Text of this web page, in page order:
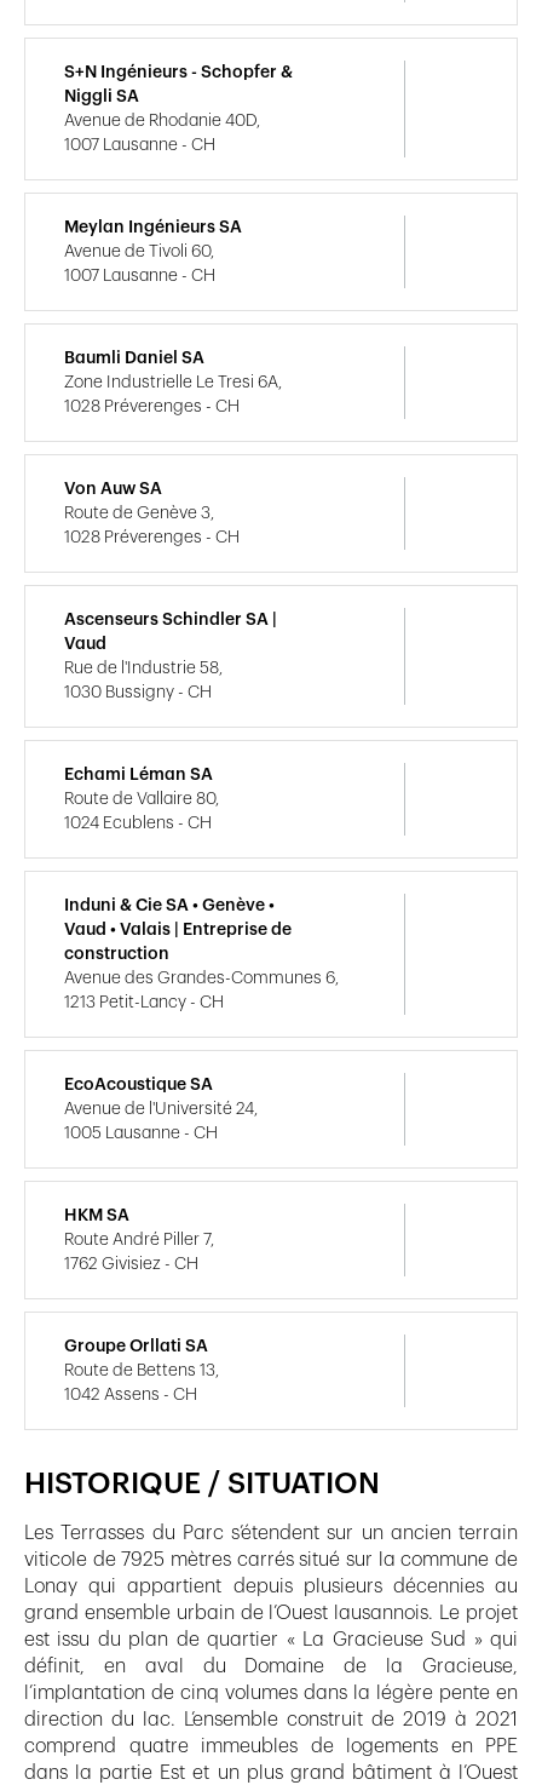
HISTORIQUE / SITUATION
Les Terrasses du Parc s’étendent sur un ancien terrain
viticole de 7925 mètres carrés situé sur la commune de
Lonay qui appartient depuis plusieurs décennies au
grand ensemble urbain de l’Ouest lausannois. Le projet
est issu du plan de quartier « La Gracieuse Sud » qui
définit, en aval du Domaine de la Gracieuse,
l’implantation de cinq volumes dans la légère pente en
direction du lac. L’ensemble construit de 2019 à 2021
comprend quatre immeubles de logements en PPE
dans la partie Est et un plus grand bâtiment à l’Ouest
S+N Ingénieurs - Schopfer &
Niggli SA
Avenue de Rhodanie 40D,
1007 Lausanne - CH
Meylan Ingénieurs SA
Avenue de Tivoli 60,
1007 Lausanne - CH
Baumli Daniel SA
Zone Industrielle Le Tresi 6A,
1028 Préverenges - CH
Von Auw SA
Route de Genève 3,
1028 Préverenges - CH
Ascenseurs Schindler SA |
Vaud
Rue de l'Industrie 58,
1030 Bussigny - CH
Echami Léman SA
Route de Vallaire 80,
1024 Ecublens - CH
Induni & Cie SA • Genève •
Vaud • Valais | Entreprise de
construction
Avenue des Grandes-Communes 6,
1213 Petit-Lancy - CH
EcoAcoustique SA
Avenue de l'Université 24,
1005 Lausanne - CH
HKM SA
Route André Piller 7,
1762 Givisiez - CH
Groupe Orllati SA
Route de Bettens 13,
1042 Assens - CH